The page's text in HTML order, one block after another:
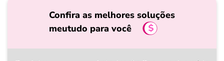
Confira as melhores soluções
meutudo para você